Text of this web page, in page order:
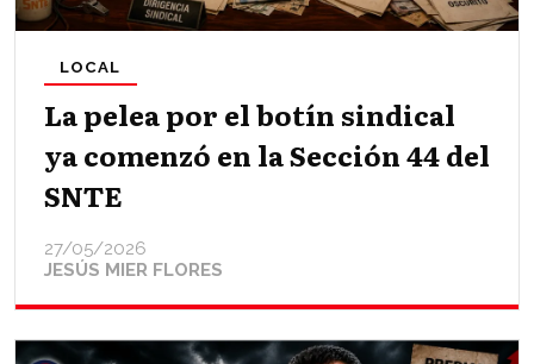
La pelea por el botín sindical
ya comenzó en la Sección 44 del
SNTE
JESÚS MIER FLORES
LOCAL
27/05/2026